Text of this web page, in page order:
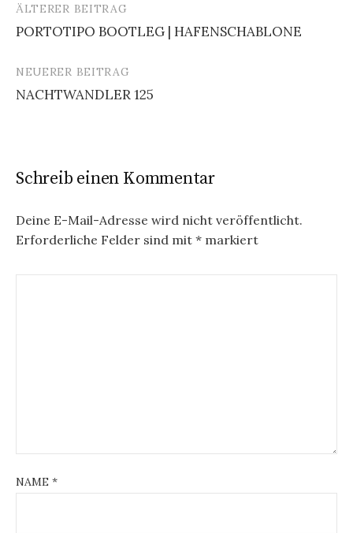
Beitrags-
Navigation
ÄLTERER BEITRAG
PORTOTIPO BOOTLEG | HAFENSCHABLONE
NEUERER BEITRAG
NACHTWANDLER 125
Schreib einen Kommentar
Deine E-Mail-Adresse wird nicht veröffentlicht.
Erforderliche Felder sind mit * markiert
NAME *